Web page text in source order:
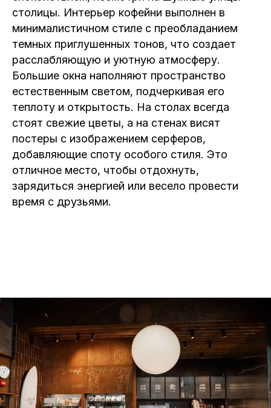
столицы. Интерьер кофейни выполнен в
минималистичном стиле с преобладанием
темных приглушенных тонов, что создает
расслабляющую и уютную атмосферу.
Большие окна наполняют пространство
естественным светом, подчеркивая его
теплоту и открытость. На столах всегда
стоят свежие цветы, а на стенах висят
постеры с изображением серферов,
добавляющие споту особого стиля. Это
отличное место, чтобы отдохнуть,
зарядиться энергией или весело провести
время с друзьями.